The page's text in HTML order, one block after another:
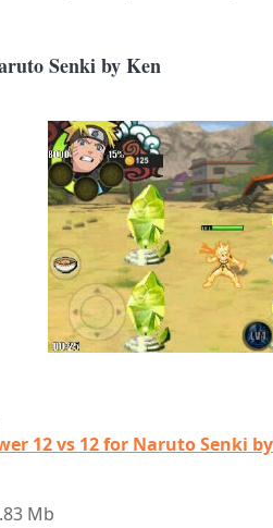
Senki by Ken
12 vs 12 for Naruto Senki
Mb